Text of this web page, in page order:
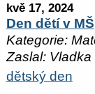
kvě 17, 2024
Den dětí v MŠ
Kategorie:
Zaslal: Vladka
dětský den